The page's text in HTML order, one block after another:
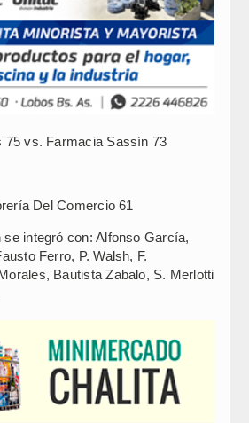
75 vs. Farmacia Sassín 73
Del Comercio 61
se integró con: Alfonso García,
Ferro, P. Walsh, F.
Bautista Zabalo, S. Merlotti